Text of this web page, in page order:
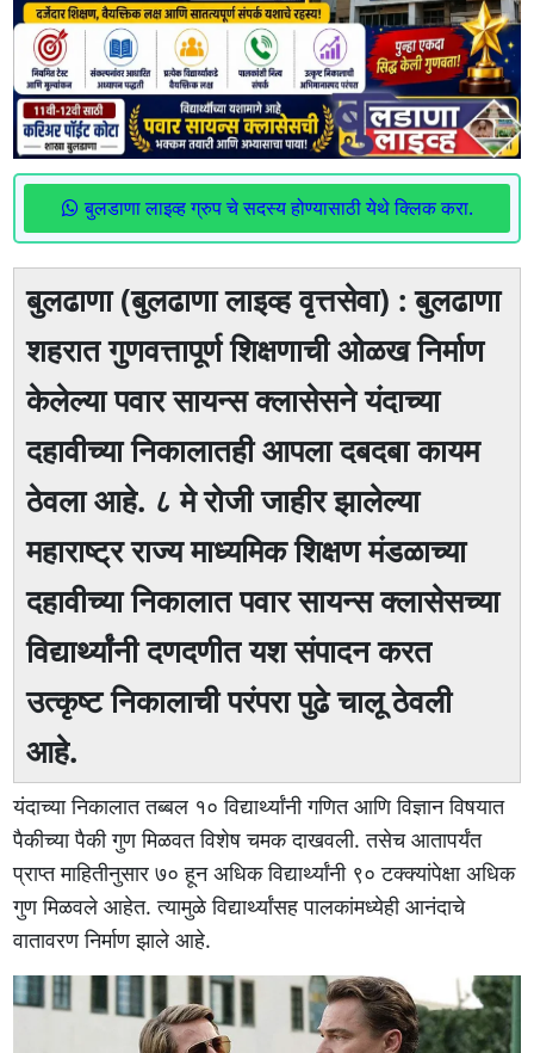
बुलडाणा लाइव्ह ग्रुप चे सदस्य होण्यासाठी येथे क्लिक करा.
बुलढाणा (बुलढाणा लाइव्ह वृत्तसेवा) : बुलढाणा
शहरात गुणवत्तापूर्ण शिक्षणाची ओळख निर्माण
केलेल्या पवार सायन्स क्लासेसने यंदाच्या
दहावीच्या निकालातही आपला दबदबा कायम
ठेवला आहे. ८ मे रोजी जाहीर झालेल्या
महाराष्ट्र राज्य माध्यमिक शिक्षण मंडळाच्या
दहावीच्या निकालात पवार सायन्स क्लासेसच्या
विद्यार्थ्यांनी दणदणीत यश संपादन करत
उत्कृष्ट निकालाची परंपरा पुढे चालू ठेवली
आहे.
यंदाच्या निकालात तब्बल १० विद्यार्थ्यांनी गणित आणि विज्ञान विषयात
पैकीच्या पैकी गुण मिळवत विशेष चमक दाखवली. तसेच आतापर्यंत
प्राप्त माहितीनुसार ७० हून अधिक विद्यार्थ्यांनी ९० टक्क्यांपेक्षा अधिक
गुण मिळवले आहेत. त्यामुळे विद्यार्थ्यांसह पालकांमध्येही आनंदाचे
वातावरण निर्माण झाले आहे.